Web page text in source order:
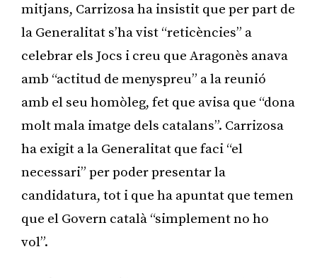
mitjans, Carrizosa ha insistit que per part de
la Generalitat s’ha vist “reticències” a
celebrar els Jocs i creu que Aragonès anava
amb “actitud de menyspreu” a la reunió
amb el seu homòleg, fet que avisa que “dona
molt mala imatge dels catalans”. Carrizosa
ha exigit a la Generalitat que faci “el
necessari” per poder presentar la
candidatura, tot i que ha apuntat que temen
que el Govern català “simplement no ho
vol”.